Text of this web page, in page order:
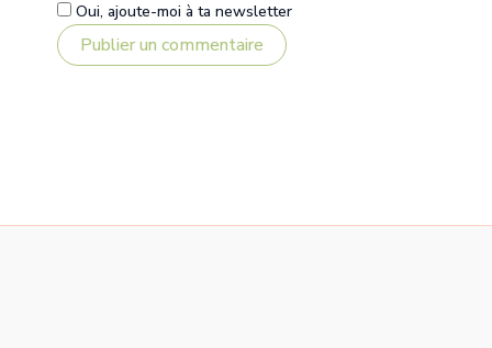
Oui, ajoute-moi à ta newsletter